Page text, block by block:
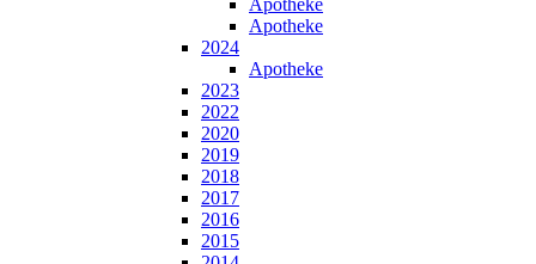
Apotheke
Apotheke
2024
Apotheke
2023
2022
2020
2019
2018
2017
2016
2015